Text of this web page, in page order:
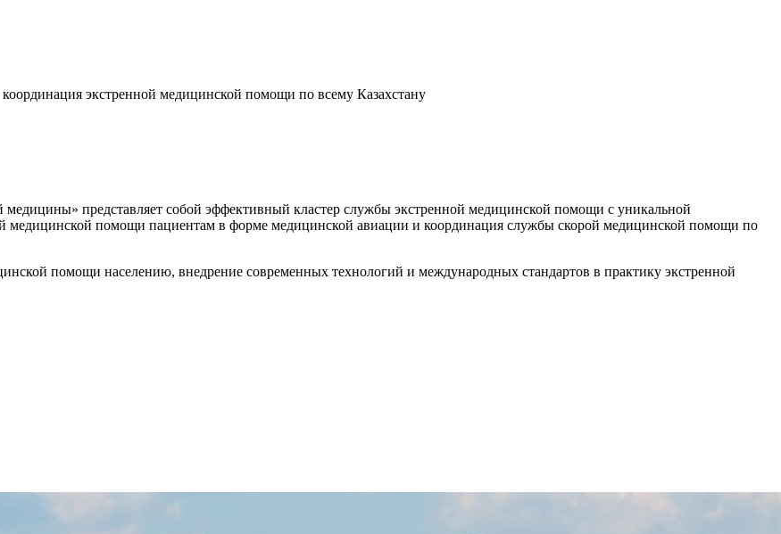
экстренной медицинской помощи по всему Казахстану
медицины» представляет собой эффективный кластер службы экстренной медицинской помощи с уникальной
медицинской помощи пациентам в форме медицинской авиации и координация службы скорой медицинской помощи по
помощи населению, внедрение современных технологий и международных стандартов в практику экстренной